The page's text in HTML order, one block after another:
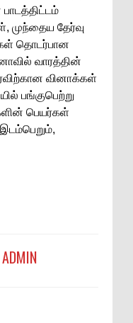
முந்தைய தேர்வு
தொடர்பான
வாரத்தின்
வினாக்கள்
பங்குபெற்று
பெயர்கள்
ADMIN